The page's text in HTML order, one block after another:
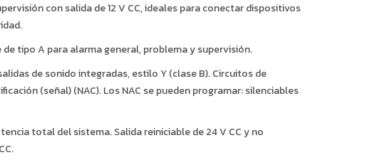
con salida de 12 V CC, ideales para conectar dispositivos
de tipo A para alarma general, problema y supervisión.
de sonido integradas, estilo Y (clase B). Circuitos de
(señal) (NAC). Los NAC se pueden programar: silenciables
total del sistema. Salida reiniciable de 24 V CC y no